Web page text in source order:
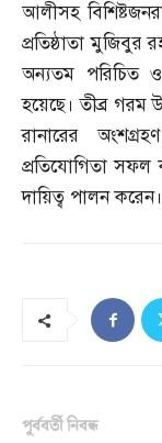
আলীসহ
প্রতিষ্ঠাতা মুজিবুর
অন্যতম পরিচিত
হয়েছে। তীব্র গরম
রানারের
প্রতিযোগিতা সফল
দায়িত্ব পালন করেন।
পূর্ববর্তী নিবন্ধ